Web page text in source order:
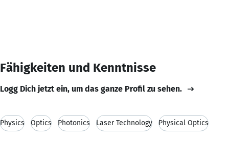
Fähigkeiten und Kenntnisse
Logg Dich jetzt ein, um das ganze Profil zu sehen.
Physics Optics Photonics Laser Technology Physical Optics